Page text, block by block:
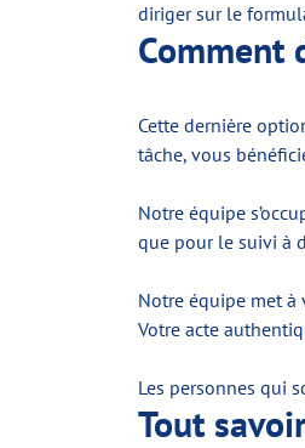
diriger sur le
Comment
Cette dernière
tâche, vous
Notre équipe
que pour le suivi à
Notre équipe met
Votre acte
Les personnes qui
Tout